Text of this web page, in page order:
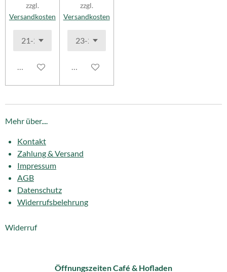
zzgl.
Versandkosten
In den Warenkorb
zzgl.
Versandkosten
In den Warenkorb
Mehr über....
Kontakt
Zahlung & Versand
Impressum
AGB
Datenschutz
Widerrufsbelehrung
Widerruf
Öffnungszeiten Café & Hofladen